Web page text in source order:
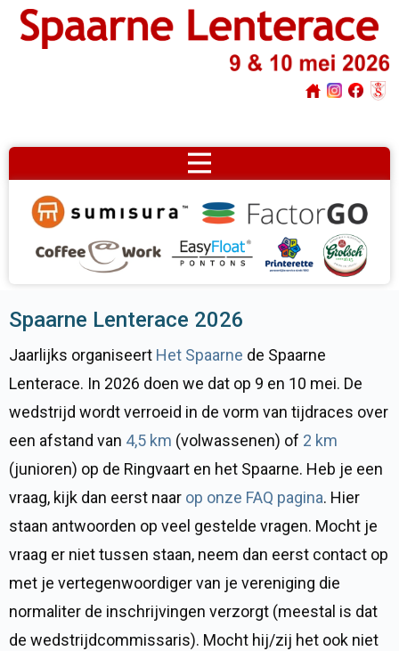
Spaarne Lenterace 2026
Jaarlijks organiseert Het Spaarne de Spaarne
Lenterace. In 2026 doen we dat op 9 en 10 mei. De
wedstrijd wordt verroeid in de vorm van tijdraces over
een afstand van 4,5 km (volwassenen) of 2 km
(junioren) op de Ringvaart en het Spaarne. Heb je een
vraag, kijk dan eerst naar op onze FAQ pagina. Hier
staan antwoorden op veel gestelde vragen. Mocht je
vraag er niet tussen staan, neem dan eerst contact op
met je vertegenwoordiger van je vereniging die
normaliter de inschrijvingen verzorgt (meestal is dat
de wedstrijdcommissaris). Mocht hij/zij het ook niet